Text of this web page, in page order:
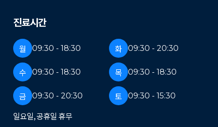
진료시간
월 09:30 - 18:30 화 09:30 - 20:30
수 09:30 - 18:30 목 09:30 - 18:30
금 09:30 - 20:30 토 09:30 - 15:30
일요일, 공휴일 휴무